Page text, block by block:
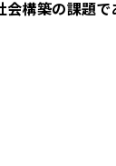
構築の課題で